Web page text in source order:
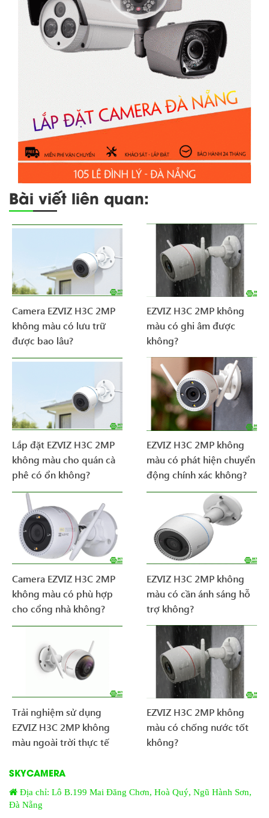
Bài viết liên quan:
Camera EZVIZ H3C 2MP
không màu có lưu trữ
được bao lâu?
EZVIZ H3C 2MP không
màu có ghi âm được
không?
Lắp đặt EZVIZ H3C 2MP
không màu cho quán cà
phê có ổn không?
EZVIZ H3C 2MP không
màu có phát hiện chuyển
động chính xác không?
Camera EZVIZ H3C 2MP
không màu có phù hợp
cho cổng nhà không?
EZVIZ H3C 2MP không
màu có cần ánh sáng hỗ
trợ không?
Trải nghiệm sử dụng
EZVIZ H3C 2MP không
màu ngoài trời thực tế
EZVIZ H3C 2MP không
màu có chống nước tốt
không?
SKYCAMERA
Địa chỉ: Lô B.199 Mai Đăng Chơn, Hoà Quý, Ngũ Hành Sơn,
Đà Nẵng